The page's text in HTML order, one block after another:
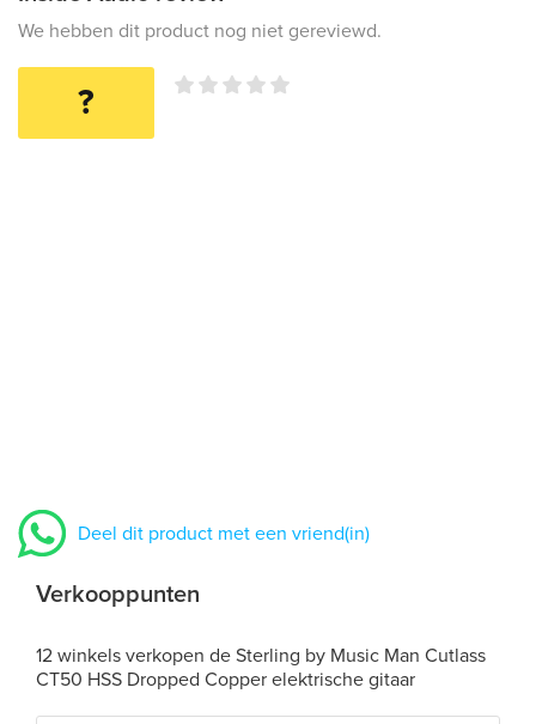
We hebben dit product nog niet gereviewd.
?
Deel dit product met een vriend(in)
Verkooppunten
12 winkels verkopen de Sterling by Music Man Cutlass
CT50 HSS Dropped Copper elektrische gitaar